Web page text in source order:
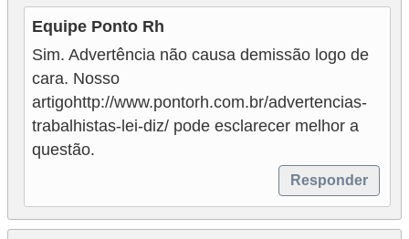
Equipe Ponto Rh
Sim. Advertência não causa demissão logo de
cara. Nosso
artigohttp://www.pontorh.com.br/advertencias-
trabalhistas-lei-diz/ pode esclarecer melhor a
questão.
Responder